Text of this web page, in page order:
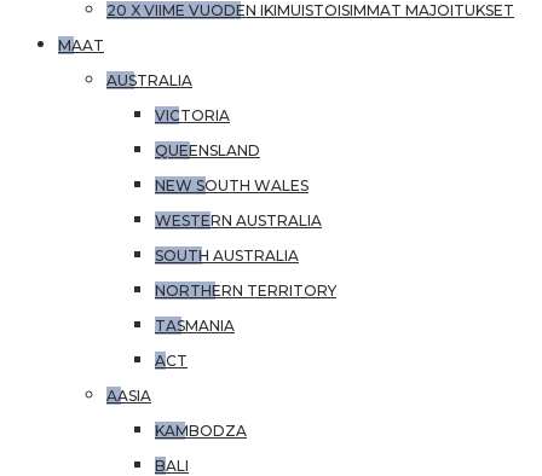
20 X VIIME VUODEN IKIMUISTOISIMMAT MAJOITUKSET
MAAT
AUSTRALIA
VICTORIA
QUEENSLAND
NEW SOUTH WALES
WESTERN AUSTRALIA
SOUTH AUSTRALIA
NORTHERN TERRITORY
TASMANIA
ACT
AASIA
KAMBODZA
BALI